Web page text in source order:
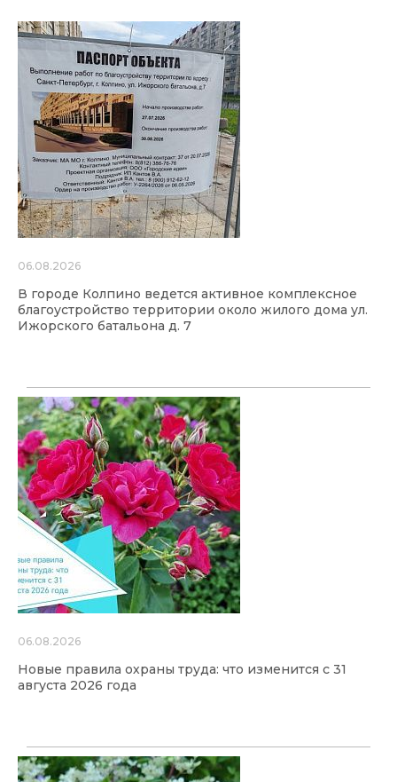
06.08.2026
В городе Колпино ведется активное комплексное
благоустройство территории около жилого дома ул.
Ижорского батальона д. 7
06.08.2026
Новые правила охраны труда: что изменится с 31
августа 2026 года